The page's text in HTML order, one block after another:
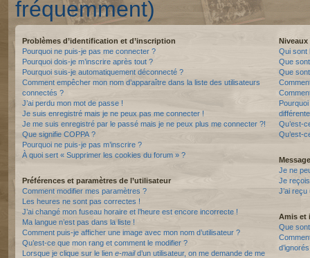
fréquemment)
Problèmes d’identification et d’inscription
Pourquoi ne puis-je pas me connecter ?
Pourquoi dois-je m’inscrire après tout ?
Pourquoi suis-je automatiquement déconnecté ?
Comment empêcher mon nom d’apparaître dans la liste des utilisateurs
connectés ?
J’ai perdu mon mot de passe !
Je suis enregistré mais je ne peux pas me connecter !
Je me suis enregistré par le passé mais je ne peux plus me connecter ?!
Que signifie COPPA ?
Pourquoi ne puis-je pas m’inscrire ?
À quoi sert « Supprimer les cookies du forum » ?
Préférences et paramètres de l’utilisateur
Comment modifier mes paramètres ?
Les heures ne sont pas correctes !
J’ai changé mon fuseau horaire et l’heure est encore incorrecte !
Ma langue n’est pas dans la liste !
Comment puis-je afficher une image avec mon nom d’utilisateur ?
Qu’est-ce que mon rang et comment le modifier ?
Lorsque je clique sur le lien e-maild’un utilisateur, on me demande de me
Niveaux
Qui sont
Que
Que
Qu’est-
Qu’est-
Je ne
Je
J’ai
Amis et
Que